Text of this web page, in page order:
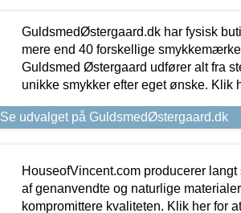
GuldsmedØstergaard.dk har fysisk
mere end 40 forskellige
Guldsmed Østergaard udfører alt fra
unikke smykker efter eget ønske. Klik
Se udvalget på GuldsmedØstergaard.dk
HouseofVincent.com producerer
af genanvendte og naturlige
kompromittere kvaliteten. Klik her for